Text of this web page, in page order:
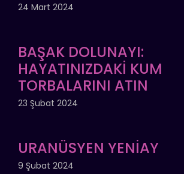
24 Mart 2024
BAŞAK DOLUNAYI:
HAYATINIZDAKİ KUM
TORBALARINI ATIN
23 Şubat 2024
URANÜSYEN YENİAY
9 Şubat 2024